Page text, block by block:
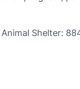
Shelter: